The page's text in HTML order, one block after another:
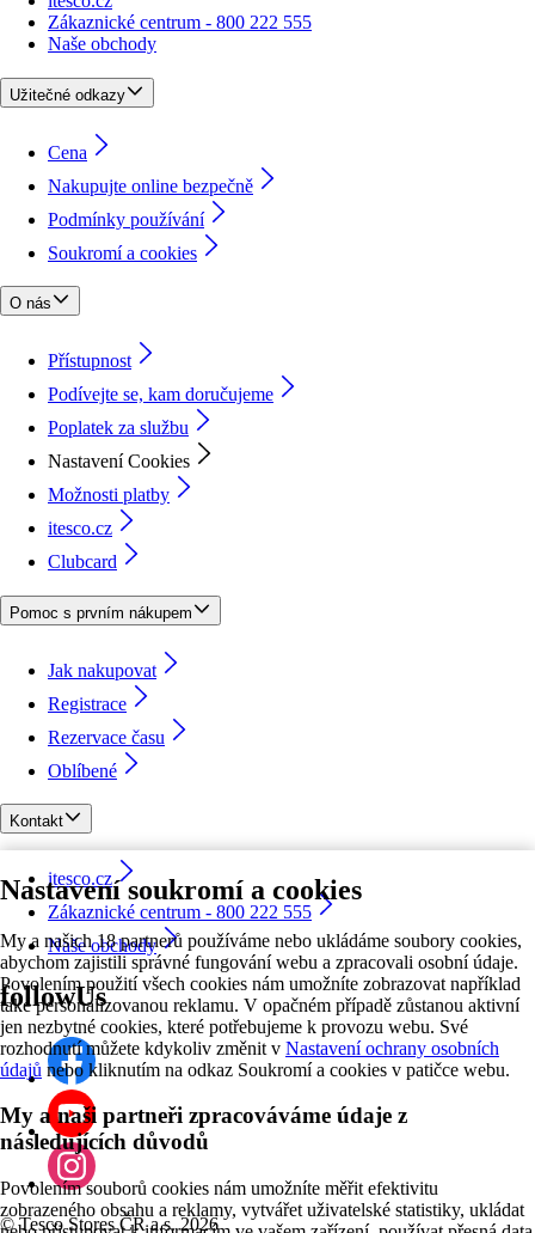
Nastavení soukromí a cookies
My a našich 18 partnerů používáme nebo ukládáme soubory cookies,
abychom zajistili správné fungování webu a zpracovali osobní údaje.
Povolením použití všech cookies nám umožníte zobrazovat například
také personalizovanou reklamu. V opačném případě zůstanou aktivní
jen nezbytné cookies, které potřebujeme k provozu webu. Své
rozhodnutí můžete kdykoliv změnit v Nastavení ochrany osobních
údajů nebo kliknutím na odkaz Soukromí a cookies v patičce webu.
My a naši partneři zpracováváme údaje z
následujících důvodů
Povolením souborů cookies nám umožníte měřit efektivitu
zobrazeného obsahu a reklamy, vytvářet uživatelské statistiky, ukládat
Zákaznické centrum - 800 222 555
Naše obchody
Užitečné odkazy
Cena
Nakupujte online bezpečně
Podmínky používání
Soukromí a cookies
O nás
Přístupnost
Podívejte se, kam doručujeme
Poplatek za službu
Nastavení Cookies
Možnosti platby
itesco.cz
Clubcard
Pomoc s prvním nákupem
Jak nakupovat
Registrace
Rezervace času
Oblíbené
Kontakt
itesco.cz
Zákaznické centrum - 800 222 555
Naše obchody
followUs
©Tesco Stores ČR a.s. 2026